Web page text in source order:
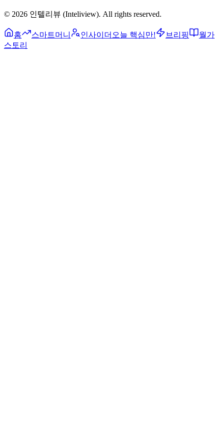
© 2026 인텔리뷰 (Inteliview). All rights reserved.
홈 스마트머니 인사이더 오늘 핵심만! 브리핑
월가
스토리